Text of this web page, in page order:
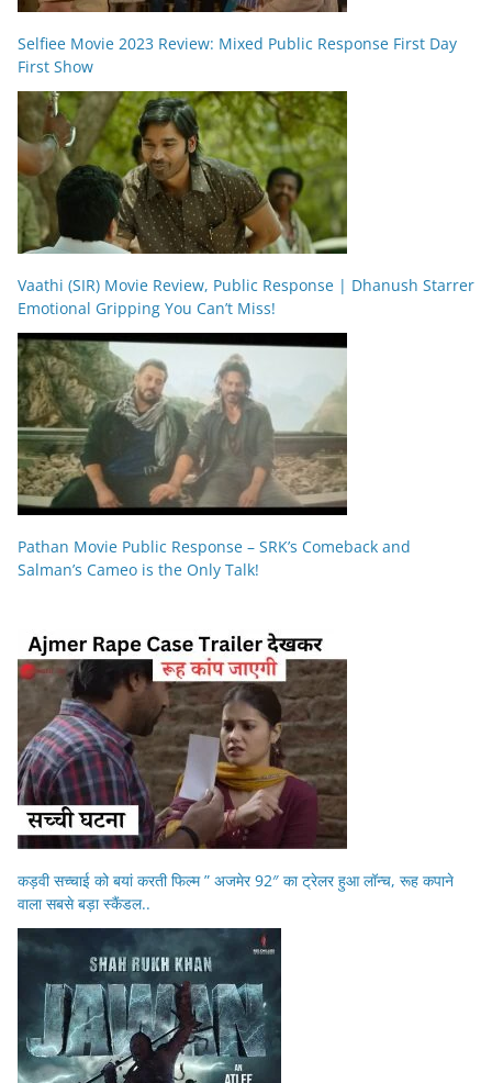
Selfiee Movie 2023 Review: Mixed Public Response First Day
First Show
Vaathi (SIR) Movie Review, Public Response | Dhanush Starrer
Emotional Gripping You Can’t Miss!
Pathan Movie Public Response – SRK’s Comeback and
Salman’s Cameo is the Only Talk!
कड़वी सच्चाई को बयां करती फिल्म ” अजमेर 92″ का ट्रेलर हुआ लॉन्च, रूह कपाने
वाला सबसे बड़ा स्कैंडल..